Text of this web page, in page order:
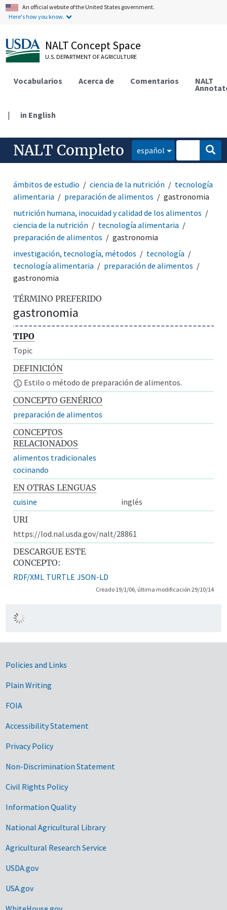
An official website of the United States government.
Here's how you know.
NALT Concept Space
U.S. DEPARTMENT OF AGRICULTURE
Vocabularios Acerca de Comentarios NALT
| in English
NALT Completo español
ámbitos de estudio ciencia de la nutrición
tecnología
alimentaria
preparación de alimentos
gastronomia
nutrición humana, inocuidad y calidad de los alimentos
ciencia de la nutrición
tecnología alimentaria
preparación de alimentos
gastronomia
investigación, tecnología, métodos
tecnología
tecnología alimentaria
preparación de alimentos
gastronomia
TÉRMINO PREFERIDO
gastronomia
TIPO
Topic
DEFINICIÓN
Estilo o método de preparación de alimentos.
CONCEPTO GENÉRICO
preparación de alimentos
CONCEPTOS
RELACIONADOS
alimentos tradicionales
cocinando
EN OTRAS LENGUAS
cuisine
inglés
URI
https://lod.nal.usda.gov/nalt/28861
DESCARGUE ESTE
CONCEPTO:
RDF/XML TURTLE JSON-LD
Creado 19/1/06, última modificación 29/10/14
Government Links
Policies and Links
Plain Writing
FOIA
Accessibility Statement
Privacy Policy
Non-Discrimination Statement
Civil Rights Policy
Information Quality
National Agricultural Library
Agricultural Research Service
USDA.gov
USA.gov